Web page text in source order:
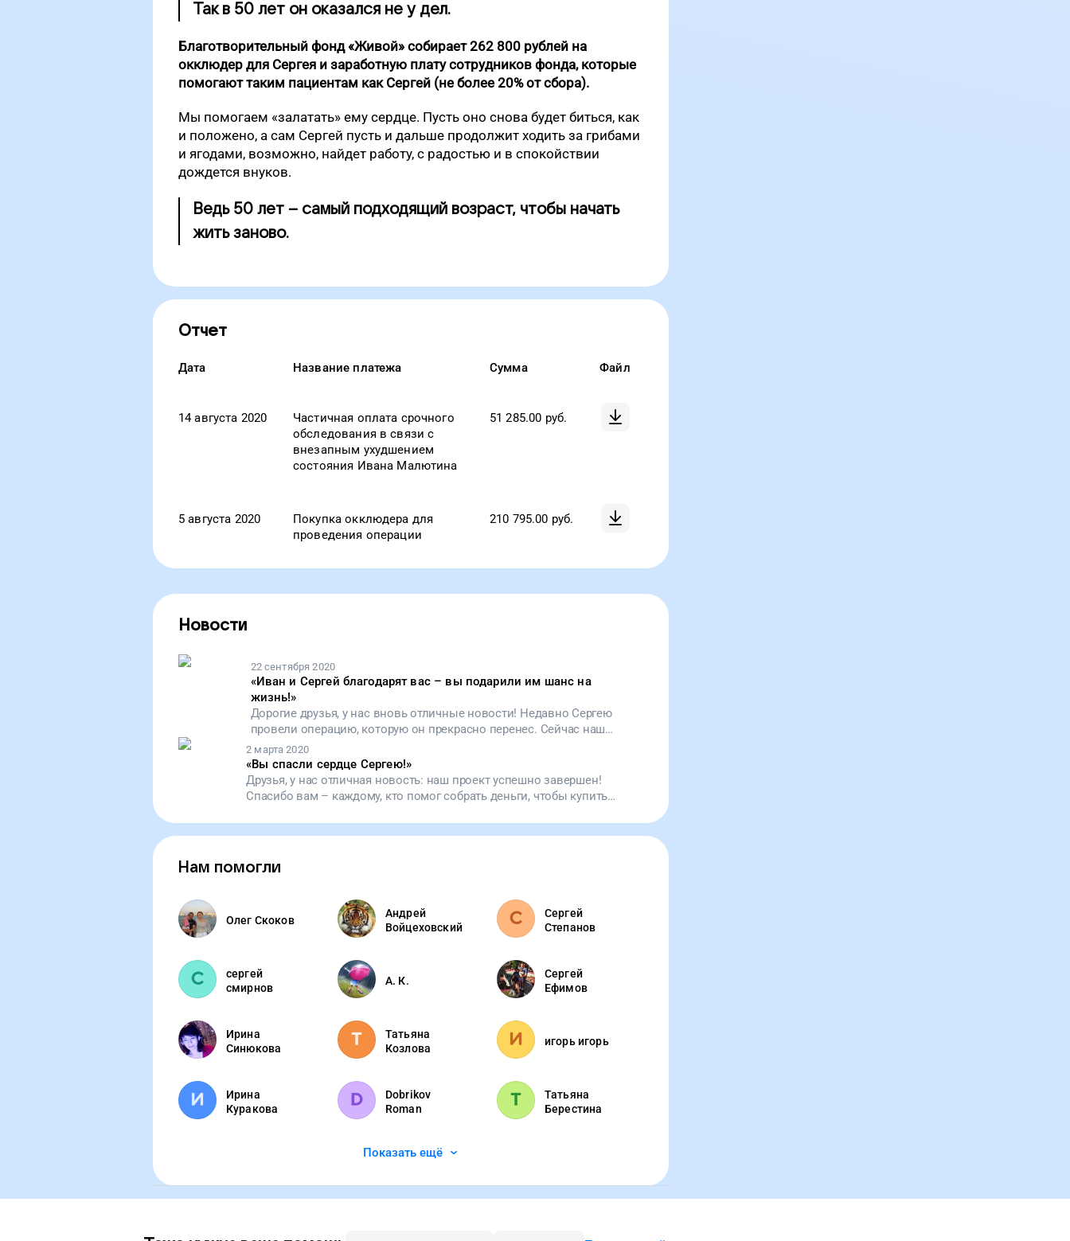
Так в 50 лет он оказался не у дел.
Благотворительный фонд «Живой» собирает 262 800 рублей на
окклюдер для Сергея и заработную плату сотрудников фонда, которые
помогают таким пациентам как Сергей (не более 20% от сбора).
Мы помогаем «залатать» ему сердце. Пусть оно снова будет биться, как
и положено, а сам Сергей пусть и дальше продолжит ходить за грибами
и ягодами, возможно, найдет работу, с радостью и в спокойствии
дождется внуков.
Ведь 50 лет – самый подходящий возраст, чтобы начать
жить заново.
Отчет
Дата Название платежа Сумма Файл
14 августа 2020
Частичная оплата срочного
обследования в связи с
внезапным ухудшением
состояния Ивана Малютина
51 285.00 руб.
5 августа 2020
Покупка окклюдера для
проведения операции
210 795.00 руб.
Новости
22 сентября 2020
«Иван и Сергей благодарят вас – вы подарили им шанс на
жизнь!»
Дорогие друзья, у нас вновь отличные новости! Недавно Сергею
провели операцию, которую он прекрасно перенес. Сейчас наш
подопечный восстанавливается, стараясь вернуться к прежней
полноценной жизни. Деньги, собранные в проекте, мы также
смогли направить на помощь еще одному нашему подопечному.
Таким образом, вы спасли сразу двух человек. Спасибо вам за
2 марта 2020
«Вы спасли сердце Сергею!»
Друзья, у нас отличная новость: наш проект успешно завершен!
Спасибо вам – каждому, кто помог собрать деньги, чтобы купить
Нам помогли
Олег Скоков
Андрей
Войцеховский
Сергей
Степанов
сергей
смирнов
А. К.
Сергей
Ефимов
Ирина
Синюкова
Татьяна
Козлова
игорь игорь
Ирина
Куракова
Dobrikov
Roman
Татьяна
Берестина
Показать ещё